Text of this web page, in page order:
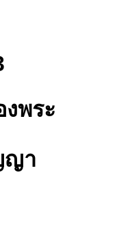
งพระ
ญา